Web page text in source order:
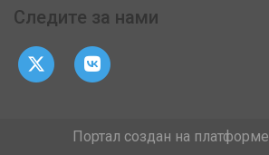
Следите за нами
Портал создан на платформе